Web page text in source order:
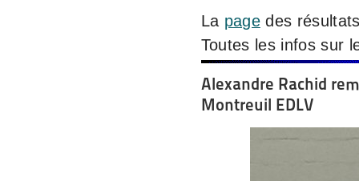
La pagedes
Toutes les infos sur
Alexandre Rachid
Montreuil EDLV